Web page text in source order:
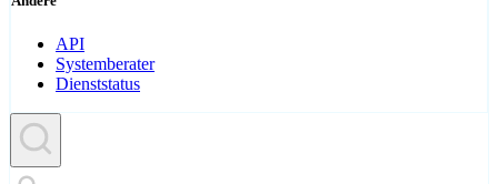
API
Systemberater
Dienststatus